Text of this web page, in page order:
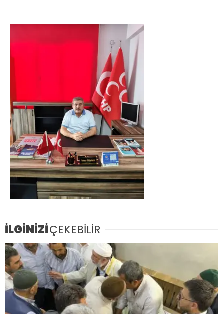
İLGİNİZİÇEKEBİLİR